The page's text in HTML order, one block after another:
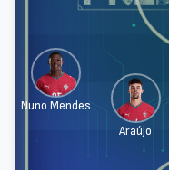
Nuno Mendes
Araújo